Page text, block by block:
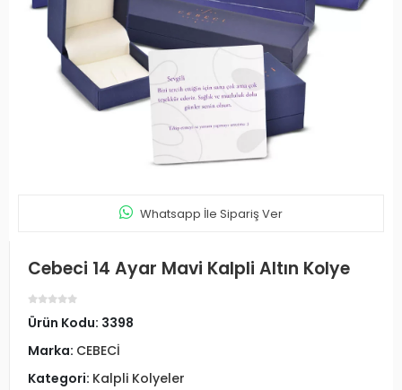
Whatsapp İle Sipariş Ver
Cebeci 14 Ayar Mavi Kalpli Altın Kolye
Ürün Kodu: 3398
Marka: CEBECİ
Kategori: Kalpli Kolyeler